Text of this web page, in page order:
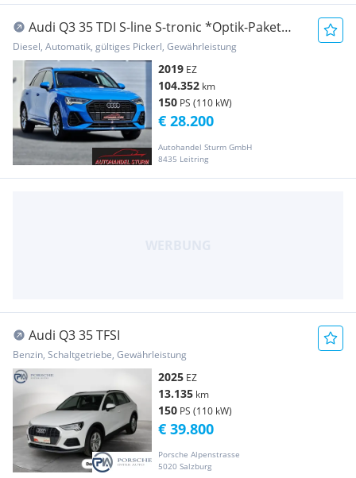
Audi Q3 35 TDI S-line S-tronic *Optik-Paket
Black*LE...
Diesel, Automatik, gültiges Pickerl, Gewährleistung
2019 EZ
104.352 km
150 PS (110 kW)
Autohandel Sturm GmbH
8435 Leitring
€ 28.200
Audi Q3 35 TFSI
Benzin, Schaltgetriebe, Gewährleistung
2025 EZ
13.135 km
150 PS (110 kW)
Porsche Alpenstrasse
5020 Salzburg
€ 39.800